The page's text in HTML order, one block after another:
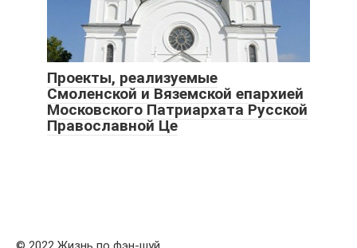
Проекты, реализуемые
Смоленской и Вяземской епархией
Московского Патриархата Русской
Православной Це